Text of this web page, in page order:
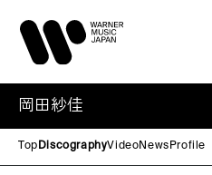
岡田紗佳
Top DiscographyVideoNews Profile